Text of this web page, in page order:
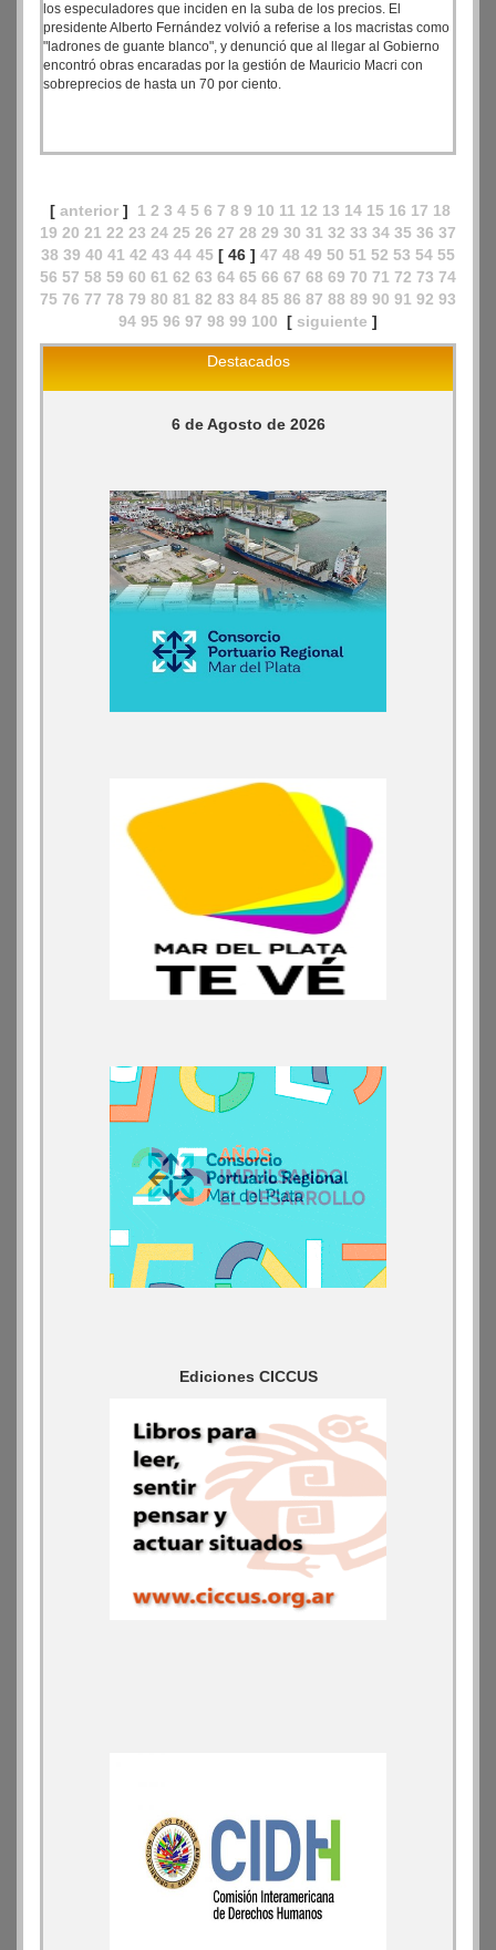
los especuladores que inciden en la suba de los precios. El
presidente Alberto Fernández volvió a referise a los macristas como
"ladrones de guante blanco", y denunció que al llegar al Gobierno
encontró obras encaradas por la gestión de Mauricio Macri con
sobreprecios de hasta un 70 por ciento.
[ anterior ] 1 2 3 4 5 6 7 8 9 10 11 12 13 14 15 16 17 18
19 20 21 22 23 24 25 26 27 28 29 30 31 32 33 34 35 36 37
38 39 40 41 42 43 44 45 [ 46 ] 47 48 49 50 51 52 53 54 55
56 57 58 59 60 61 62 63 64 65 66 67 68 69 70 71 72 73 74
75 76 77 78 79 80 81 82 83 84 85 86 87 88 89 90 91 92 93
94 95 96 97 98 99 100 [ siguiente ]
Destacados
6 de Agosto de 2026
Ediciones CICCUS